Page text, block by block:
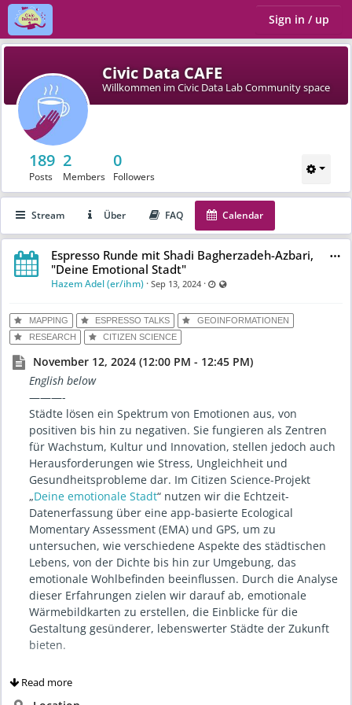
Sign in / up
Civic Data CAFE
Willkommen im Civic Data Lab Community space
189
Posts
2
Members
0
Followers
Stream Über FAQ Calendar
Espresso Runde mit Shadi Bagherzadeh-Azbari,
"Deine Emotional Stadt"
Hazem Adel (er/ihm) ·Sep 13, 2024 · Last updated Oct 1, 2024 - 3:09
MAPPING ESPRESSO TALKS
GEOINFORMATIONEN
RESEARCH
CITIZEN SCIENCE
November 12, 2024 (12:00 PM - 12:45 PM)
English below
———-
Städte lösen ein Spektrum von Emotionen aus, von
positiven bis hin zu negativen. Sie fungieren als Zentren
für Wachstum, Kultur und Innovation, stellen jedoch auch
Herausforderungen wie Stress, Ungleichheit und
Gesundheitsprobleme dar. Im Citizen Science-Projekt
„Deine emotionale Stadt“ nutzen wir die Echtzeit-
Datenerfassung über eine app-basierte Ecological
Momentary Assessment (EMA) und GPS, um zu
untersuchen, wie verschiedene Aspekte des städtischen
Lebens, von der Dichte bis hin zur Umgebung, das
emotionale Wohlbefinden beeinflussen. Durch die Analyse
dieser Erfahrungen zielen wir darauf ab, emotionale
Wärmebildkarten zu erstellen, die Einblicke für die
Gestaltung gesünderer, lebenswerter Städte der Zukunft
bieten.
Bagherzadeh-Azbari von der Charité zu Gast in der Civic
Read more